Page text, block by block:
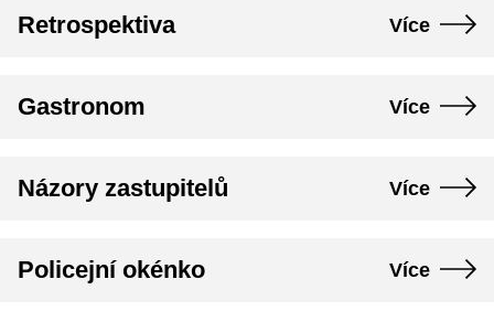
Retrospektiva Více
Gastronom Více
Názory zastupitelů Více
Policejní okénko Více